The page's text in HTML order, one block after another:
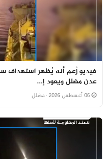
فيديو زُعم أنه يُظهر
عدن مضلل ويعود إ...
· مضلل